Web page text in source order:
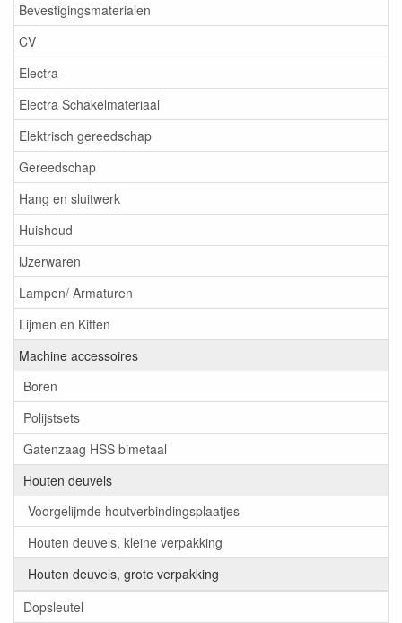
Bevestigingsmaterialen
CV
Electra
Electra Schakelmateriaal
Elektrisch gereedschap
Gereedschap
Hang en sluitwerk
Huishoud
IJzerwaren
Lampen/ Armaturen
Lijmen en Kitten
Machine accessoires
Boren
Polijstsets
Gatenzaag HSS bimetaal
Houten deuvels
Voorgelijmde houtverbindingsplaatjes
Houten deuvels, kleine verpakking
Houten deuvels, grote verpakking
Dopsleutel